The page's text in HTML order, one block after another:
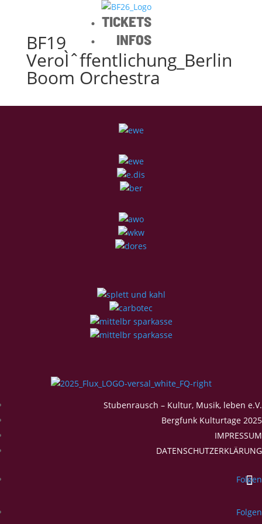
TICKETS
INFOS
BF19
VeroÌˆffentlichung_Berlin
Boom Orchestra
Stubenrausch – Kultur, Musik, leben e.V.
Bergfunk Kulturtage 2025
IMPRESSUM
DATENSCHUTZERKLÄRUNG
Folgen
Folgen